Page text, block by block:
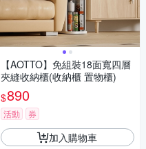
【AOTTO】免組裝18面寬四層
夾縫收納櫃(收納櫃 置物櫃)
$890
活動 券
加入購物車